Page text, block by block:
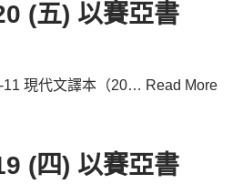
(五) 以賽亞書
11 現代文譯本（20… Read More
(四) 以賽亞書